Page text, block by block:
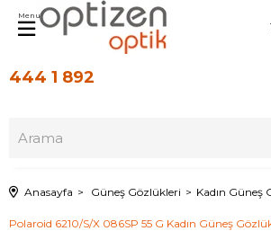
444 1 892
Menu
Anasayfa Güneş Gözlükleri Kadın Güneş
Polaroid 6210/S/X 086SP 55 G Kadın Güneş